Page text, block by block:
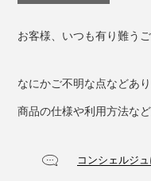
おかげで、ゴロンと
お客様、いつも有り難うご
なにかご不明な点などあ
商品の仕様や利用方法な
コンシェルジ